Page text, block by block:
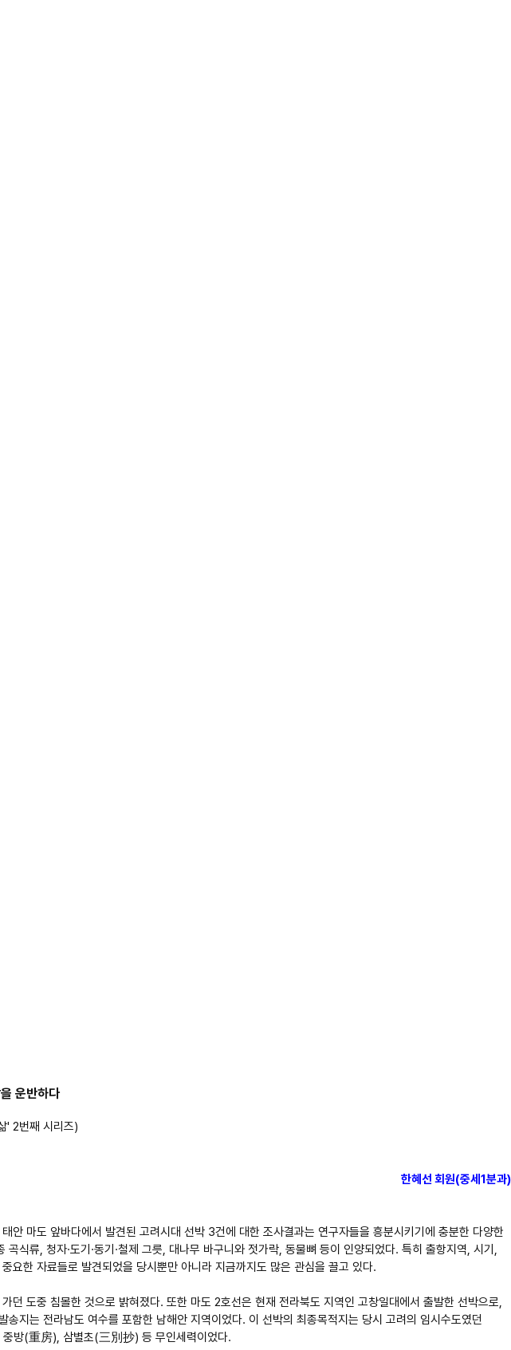
운반하다
' 2번째 시리즈)
한혜선 회원(중세1분과)
마도 앞바다에서 발견된 고려시대 선박 3건에 대한 조사결과는 연구자들을 흥분시키기에 충분한 다양한
식류, 청자·도기·동기·철제 그릇, 대나무 바구니와 젓가락, 동물뼈 등이 인양되었다. 특히 출항지역, 시기,
요한 자료들로 발견되었을 당시뿐만 아니라 지금까지도 많은 관심을 끌고 있다.
도중 침몰한 것으로 밝혀졌다. 또한 마도 2호선은 현재 전라북도 지역인 고창일대에서 출발한 선박으로,
지는 전라남도 여수를 포함한 남해안 지역이었다. 이 선박의 최종목적지는 당시 고려의 임시수도였던
방(重房), 삼별초(三別抄) 등 무인세력이었다.